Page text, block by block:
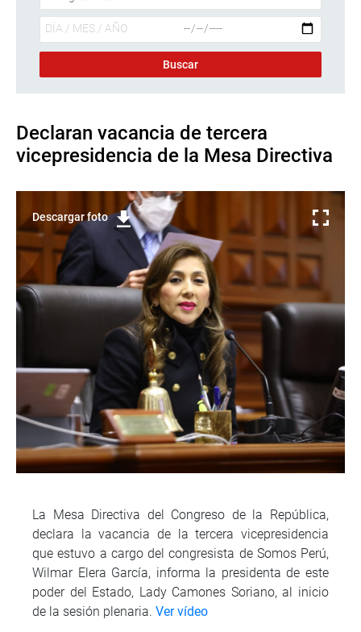
Declaran vacancia de tercera
vicepresidencia de la Mesa Directiva
Descargar foto
La Mesa Directiva del Congreso de la República,
declara la vacancia de la tercera vicepresidencia
que estuvo a cargo del congresista de Somos Perú,
Wilmar Elera García, informa la presidenta de este
poder del Estado, Lady Camones Soriano, al inicio
de la sesión plenaria. Ver vídeo